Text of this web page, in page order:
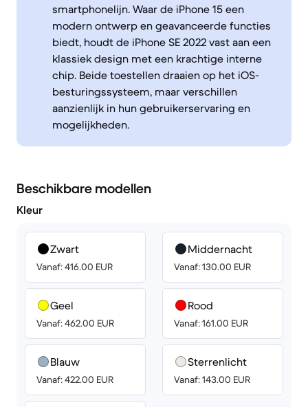
smartphonelijn. Waar de iPhone 15 een
modern ontwerp en geavanceerde functies
biedt, houdt de iPhone SE 2022 vast aan een
klassiek design met een krachtige interne
chip. Beide toestellen draaien op het iOS-
besturingssysteem, maar verschillen
aanzienlijk in hun gebruikerservaring en
mogelijkheden.
Beschikbare modellen
Kleur
Zwart
Vanaf: 416.00 EUR
Geel
Vanaf: 462.00 EUR
Blauw
Vanaf: 422.00 EUR
Middernacht
Vanaf: 130.00 EUR
Rood
Vanaf: 161.00 EUR
Sterrenlicht
Vanaf: 143.00 EUR